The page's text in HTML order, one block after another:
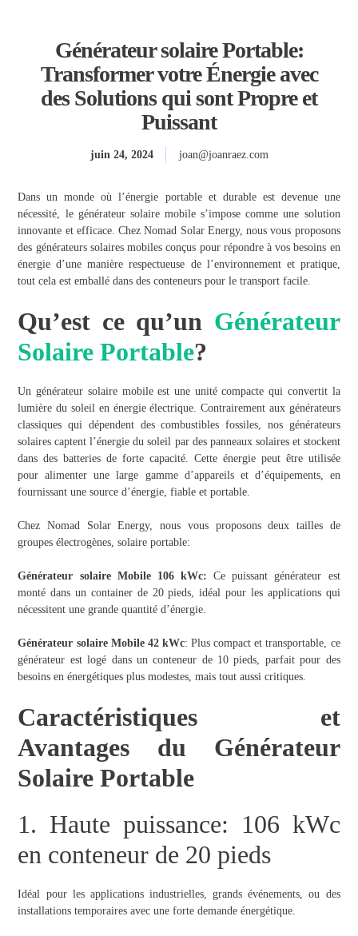
Générateur solaire Portable:
Transformer votre Énergie avec
des Solutions qui sont Propre et
Puissant
juin 24, 2024 joan@joanraez.com
Dans un monde où l’énergie portable et durable est devenue une
nécessité, le générateur solaire mobile s’impose comme une solution
innovante et efficace. Chez Nomad Solar Energy, nous vous proposons
des générateurs solaires mobiles conçus pour répondre à vos besoins en
énergie d’une manière respectueuse de l’environnement et pratique,
tout cela est emballé dans des conteneurs pour le transport facile.
Qu’est ce qu’un Générateur
Solaire Portable?
Un générateur solaire mobile est une unité compacte qui convertit la
lumière du soleil en énergie électrique. Contrairement aux générateurs
classiques qui dépendent des combustibles fossiles, nos générateurs
solaires captent l’énergie du soleil par des panneaux solaires et stockent
dans des batteries de forte capacité. Cette énergie peut être utilisée
pour alimenter une large gamme d’appareils et d’équipements, en
fournissant une source d’énergie, fiable et portable.
Chez Nomad Solar Energy, nous vous proposons deux tailles de
groupes électrogènes, solaire portable:
Générateur solaire Mobile 106 kWc: Ce puissant générateur est
monté dans un container de 20 pieds, idéal pour les applications qui
nécessitent une grande quantité d’énergie.
Générateur solaire Mobile 42 kWc: Plus compact et transportable, ce
générateur est logé dans un conteneur de 10 pieds, parfait pour des
besoins en énergétiques plus modestes, mais tout aussi critiques.
Caractéristiques et
Avantages du Générateur
Solaire Portable
1. Haute puissance: 106 kWc
en conteneur de 20 pieds
Idéal pour les applications industrielles, grands événements, ou des
installations temporaires avec une forte demande énergétique.